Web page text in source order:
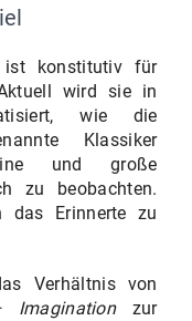
ist konstitutiv für
wird sie in
wie die
Klassiker
und große
zu beobachten.
das Erinnerte zu
Verhältnis von
Imaginationzur